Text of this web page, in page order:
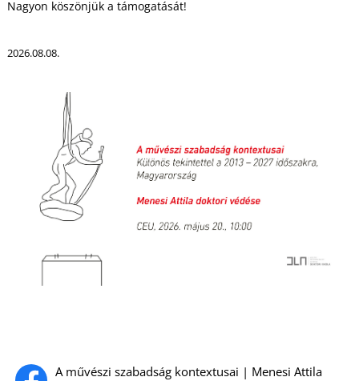
A művészi szabadság kontextusai | Menesi Attila
Nagyon köszönjük a támogatását!
2026.08.08.